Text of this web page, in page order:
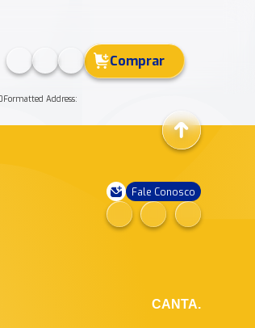
Comprar
Address:
Fale Conosco
CANTA.